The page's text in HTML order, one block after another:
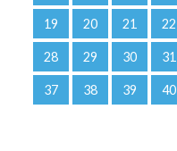
19 20 21 22
28 29 30 31
37 38 39 40